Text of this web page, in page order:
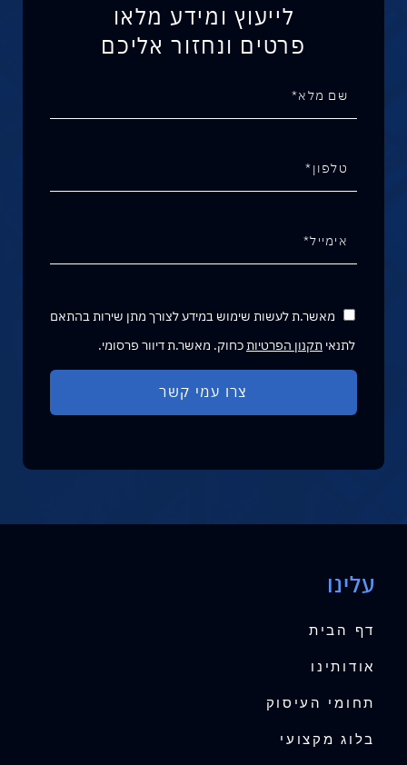
לייעוץ ומידע מלאו
פרטים ונחזור אליכם
מאשר.ת לעשות שימוש במידע לצורך מתן שירות בהתאם
לתנאי תקנון הפרטיות כחוק. מאשר.ת דיוור פרסומי.
עלינו
דף הבית
אודותינו
תחומי העיסוק
בלוג מקצועי